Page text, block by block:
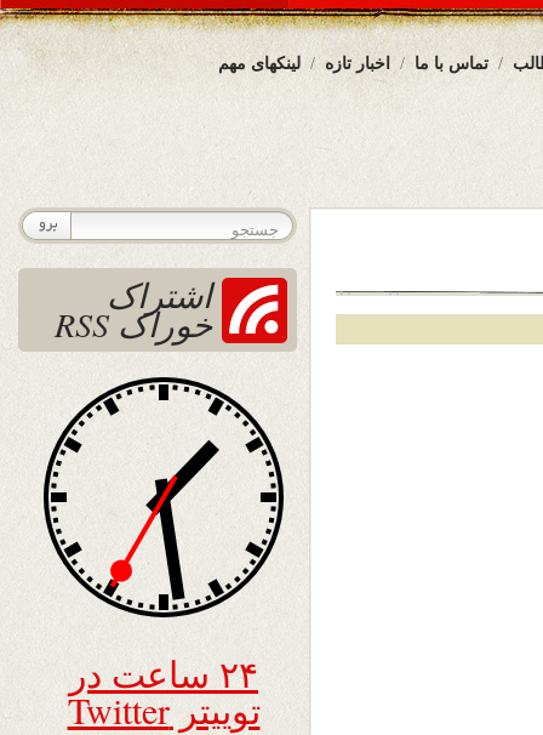
لینکهای مهم اخبار تازه تماس با ما
اشتراک
خوراک RSS
۲۴ ساعت در
توییتر Twitter